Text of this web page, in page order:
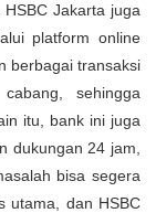
Jakarta juga
platform online
berbagai transaksi
sehingga
itu, bank ini juga
dukungan 24 jam,
bisa segera
utama, dan HSBC